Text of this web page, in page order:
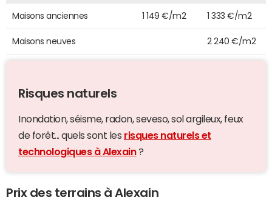
Maisons anciennes 1 149 €/m2 1 333 €/m2
Maisons neuves 2 240 €/m2
Risques naturels
Inondation, séisme, radon, seveso, sol argileux, feux
de forêt... quels sont les risques naturels et
technologiques à Alexain?
Prix des terrains à Alexain